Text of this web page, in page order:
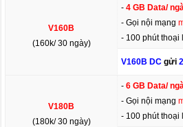
V160B
(160k/ 30 ngày)
-4 GB Data/
- Gọi nội mạng
- 100 phút thoại
V160B DCgửi
V180B
(180k/ 30 ngày)
-6 GB Data/
- Gọi nội mạng
- 100 phút thoại